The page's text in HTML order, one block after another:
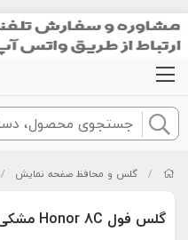
/ گلس و محافظ صفحه نمایش /
گلس فول Honor 8C مشکی